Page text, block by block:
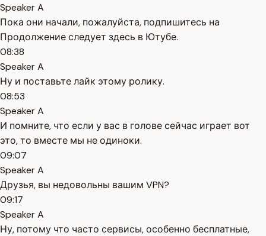
Speaker A
Пока они начали, пожалуйста, подпишитесь на
Продолжение следует здесь в Ютубе.
08:38
Speaker A
Ну и поставьте лайк этому ролику.
08:53
Speaker A
И помните, что если у вас в голове сейчас играет вот
это, то вместе мы не одиноки.
09:07
Speaker A
Друзья, вы недовольны вашим VPN?
09:17
Speaker A
Ну, потому что часто сервисы, особенно бесплатные,